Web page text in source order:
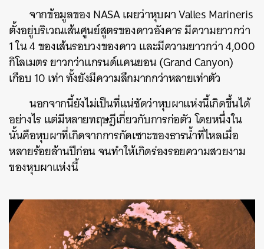
จากข้อมูลของ NASA เผยว่าหุบผา Valles Marineris
ตั้งอยู่บริเวณเส้นศูนย์สูตรของดาวอังคาร มีความยาวกว่า
1 ใน 4 ของเส้นรอบวงของดาว และมีความยาวกว่า 4,000
กิโลเมตร ยาวกว่าแกรนด์แคนยอน (Grand Canyon)
เกือบ 10 เท่า ทั้งยังมีความลึกมากกว่าหลายเท่าตัว
นอกจากนี้ยังไม่เป็นที่แน่ชัดว่าหุบผาแห่งนี้เกิดขึ้นได้
อย่างไร แต่มีหลายทฤษฎีเกี่ยวกับการก่อตัว โดยหนึ่งใน
นั้นคือหุบผาที่เกิดจากการกัดเซาะของธารน้ำที่ไหลเมื่อ
หลายร้อยล้านปีก่อน จนทำให้เกิดร่องรอยความสวยงาม
ของหุบผาแห่งนี้